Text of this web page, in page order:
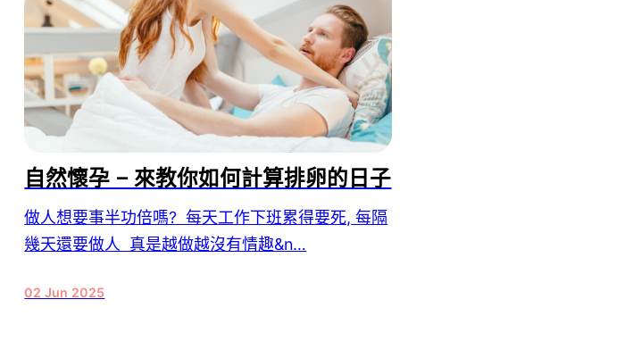
自然懷孕 – 來教你如何計算排卵的日子
做人想要事半功倍嗎? 每天工作下班累得要死, 每隔
幾天還要做人 真是越做越沒有情趣&n…
02 Jun 2025